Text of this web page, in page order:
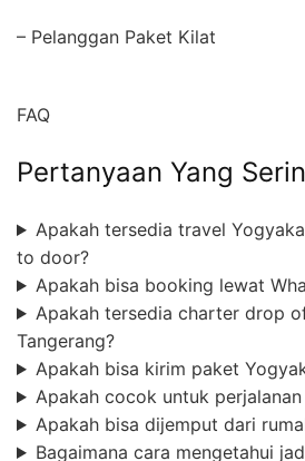
– Pelanggan Paket Kilat
FAQ
Pertanyaan Yang
Apakah tersedia travel
to door?
Apakah bisa booking lewat
Apakah tersedia charter drop
Tangerang?
Apakah bisa kirim paket
Apakah cocok untuk
Apakah bisa dijemput dari
Bagaimana cara mengetahui